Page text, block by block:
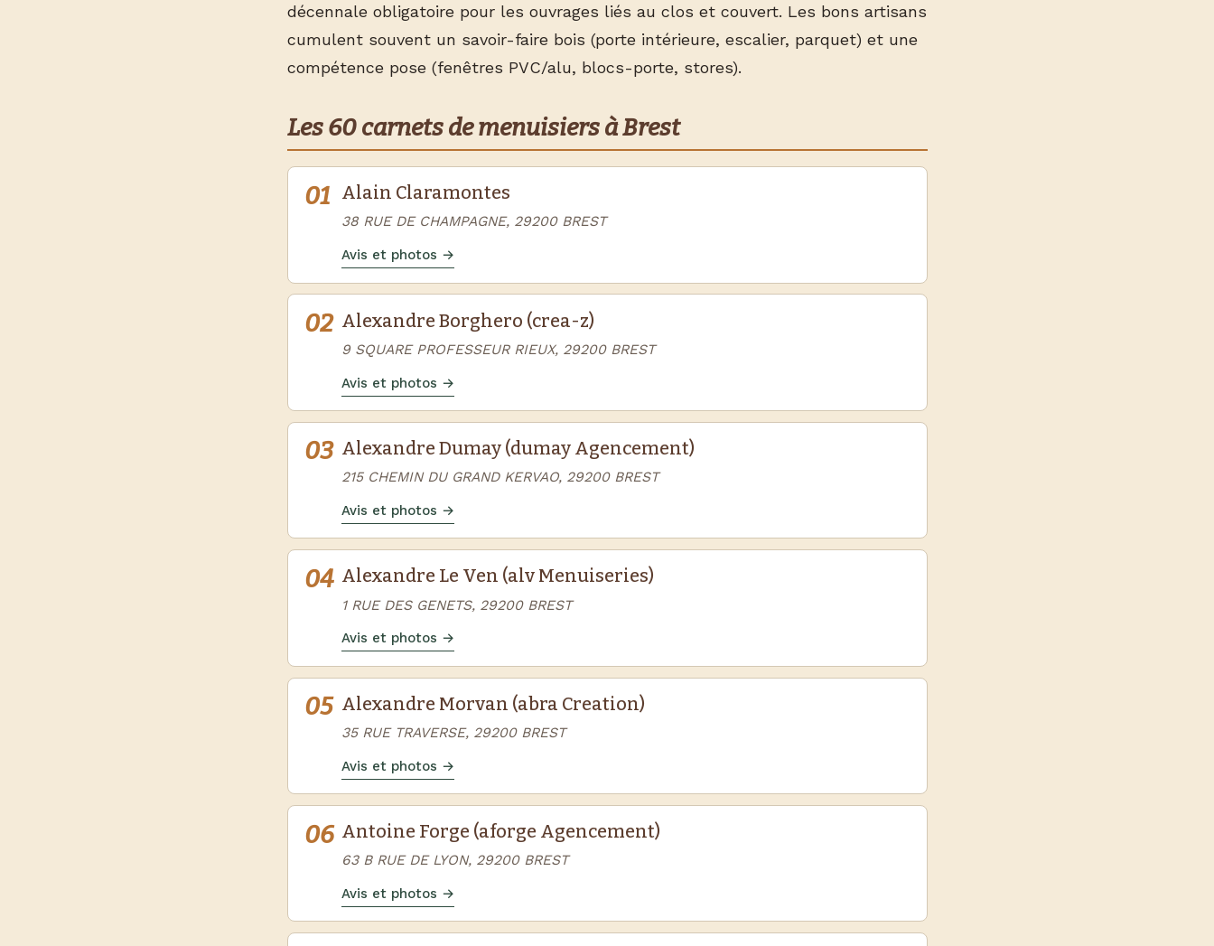
décennale obligatoire pour les ouvrages liés au clos et couvert. Les bons artisans
cumulent souvent un savoir-faire bois (porte intérieure, escalier, parquet) et une
compétence pose (fenêtres PVC/alu, blocs-porte, stores).
Les 60 carnets de menuisiers à Brest
01 Alain Claramontes
38 RUE DE CHAMPAGNE, 29200 BREST
Avis et photos →
02 Alexandre Borghero (crea-z)
9 SQUARE PROFESSEUR RIEUX, 29200 BREST
Avis et photos →
03 Alexandre Dumay (dumay Agencement)
215 CHEMIN DU GRAND KERVAO, 29200 BREST
Avis et photos →
04 Alexandre Le Ven (alv Menuiseries)
1 RUE DES GENETS, 29200 BREST
Avis et photos →
05 Alexandre Morvan (abra Creation)
35 RUE TRAVERSE, 29200 BREST
Avis et photos →
06 Antoine Forge (aforge Agencement)
63 B RUE DE LYON, 29200 BREST
Avis et photos →